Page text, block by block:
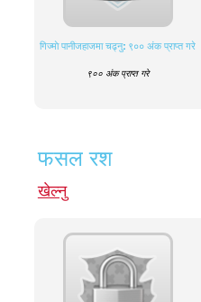
गिज्माे पानीजहाजमा चढ्नु: ९०० अंक प्राप्त गरे
९०० अंक प्राप्त गरे
फसल रश
खेल्नु